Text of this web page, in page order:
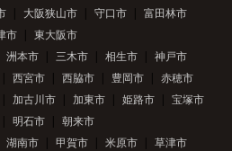
大阪狭山市 守口市
富田林市
市
東大阪市
洲本市 三木市 相生市
神戸市
西宮市 西脇市 豊岡市
赤穂市
加古川市 加東市 姫路市
宝塚市
明石市
朝来市
湖南市 甲賀市 米原市
草津市